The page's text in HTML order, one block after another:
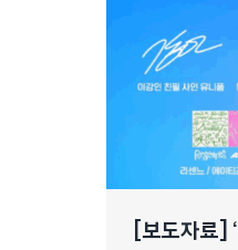
[보도자료]